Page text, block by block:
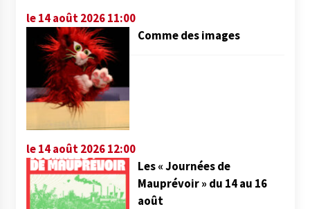
le 14 août 2026 11:00
Comme des images
le 14 août 2026 12:00
Les « Journées de
Mauprévoir » du 14 au 16
août